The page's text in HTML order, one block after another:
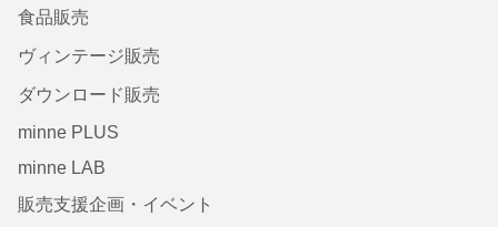
食品販売
ヴィンテージ販売
ダウンロード販売
minne PLUS
minne LAB
販売支援企画・イベント